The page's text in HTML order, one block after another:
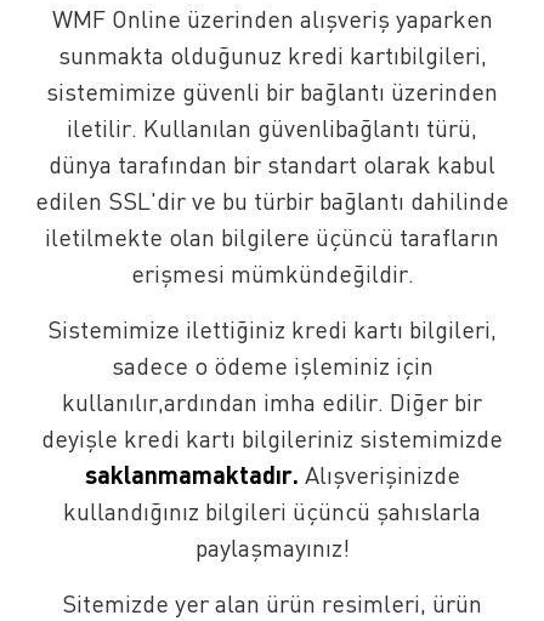
WMF Online üzerinden alışveriş yaparken
sunmakta olduğunuz kredi kartıbilgileri,
sistemimize güvenli bir bağlantı üzerinden
iletilir. Kullanılan güvenlibağlantı türü,
dünya tarafından bir standart olarak kabul
edilen SSL'dir ve bu türbir bağlantı dahilinde
iletilmekte olan bilgilere üçüncü tarafların
erişmesi mümkündeğildir.
Sistemimize ilettiğiniz kredi kartı bilgileri,
sadece o ödeme işleminiz için
kullanılır,ardından imha edilir. Diğer bir
deyişle kredi kartı bilgileriniz sistemimizde
saklanmamaktadır.​ Alışverişinizde
kullandığınız bilgileri üçüncü şahıslarla
paylaşmayınız!
Sitemizde yer alan ürün resimleri, ürün